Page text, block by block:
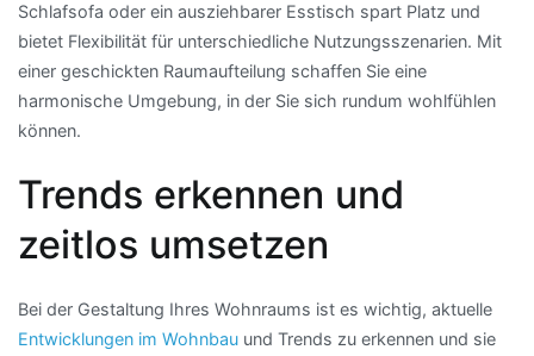
Schlafsofa oder ein ausziehbarer Esstisch spart Platz und
bietet Flexibilität für unterschiedliche Nutzungsszenarien. Mit
einer geschickten Raumaufteilung schaffen Sie eine
harmonische Umgebung, in der Sie sich rundum wohlfühlen
können.
Trends erkennen und
zeitlos umsetzen
Bei der Gestaltung Ihres Wohnraums ist es wichtig, aktuelle
Entwicklungen im Wohnbau und Trends zu erkennen und sie